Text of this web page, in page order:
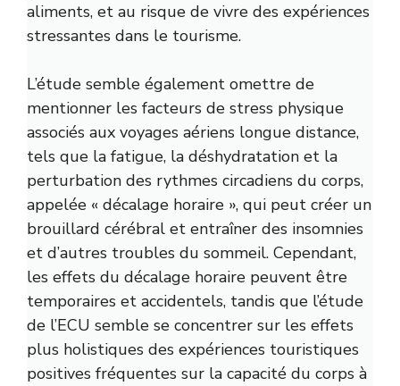
aliments, et au risque de vivre des expériences
stressantes dans le tourisme.
L’étude semble également omettre de
mentionner les facteurs de stress physique
associés aux voyages aériens longue distance,
tels que la fatigue, la déshydratation et la
perturbation des rythmes circadiens du corps,
appelée « décalage horaire », qui peut créer un
brouillard cérébral et entraîner des insomnies
et d’autres troubles du sommeil. Cependant,
les effets du décalage horaire peuvent être
temporaires et accidentels, tandis que l’étude
de l’ECU semble se concentrer sur les effets
plus holistiques des expériences touristiques
positives fréquentes sur la capacité du corps à